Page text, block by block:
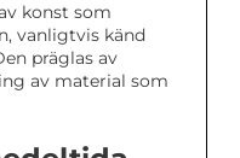
konst som
vanligtvis känd
präglas av
av material som